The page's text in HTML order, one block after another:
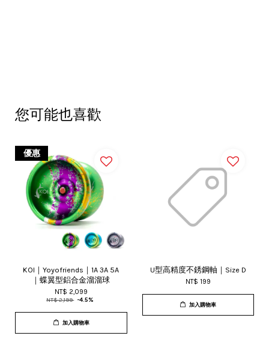
您可能也喜歡
優惠
KOI｜Yoyofriends｜1A 3A 5A
｜蝶翼型鋁合金溜溜球
NT$ 2,099
NT$ 2,199 -4.5%
加入購物車
U型高精度不銹鋼軸｜Size D
NT$ 199
加入購物車